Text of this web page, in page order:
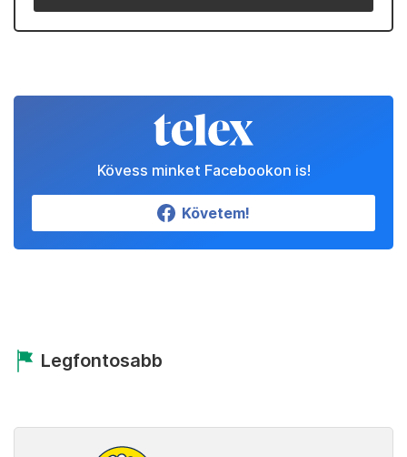
Kövess minket Facebookon is!
Követem!
Legfontosabb